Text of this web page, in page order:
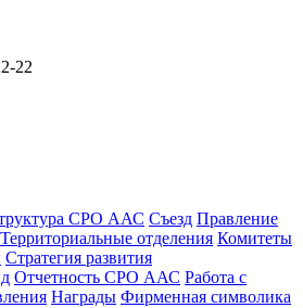
22
СРО ААС Съезд Правление
Территориальные отделения Комитеты
Стратегия развития
Отчетность СРО ААС Работа с
Награды Фирменная символика